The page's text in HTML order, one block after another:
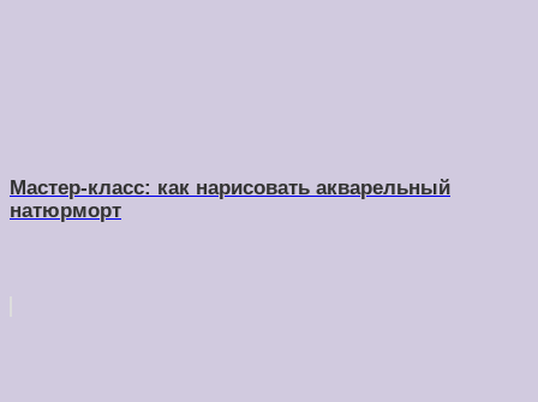
Мастер-класс: как нарисовать акварельный
натюрморт